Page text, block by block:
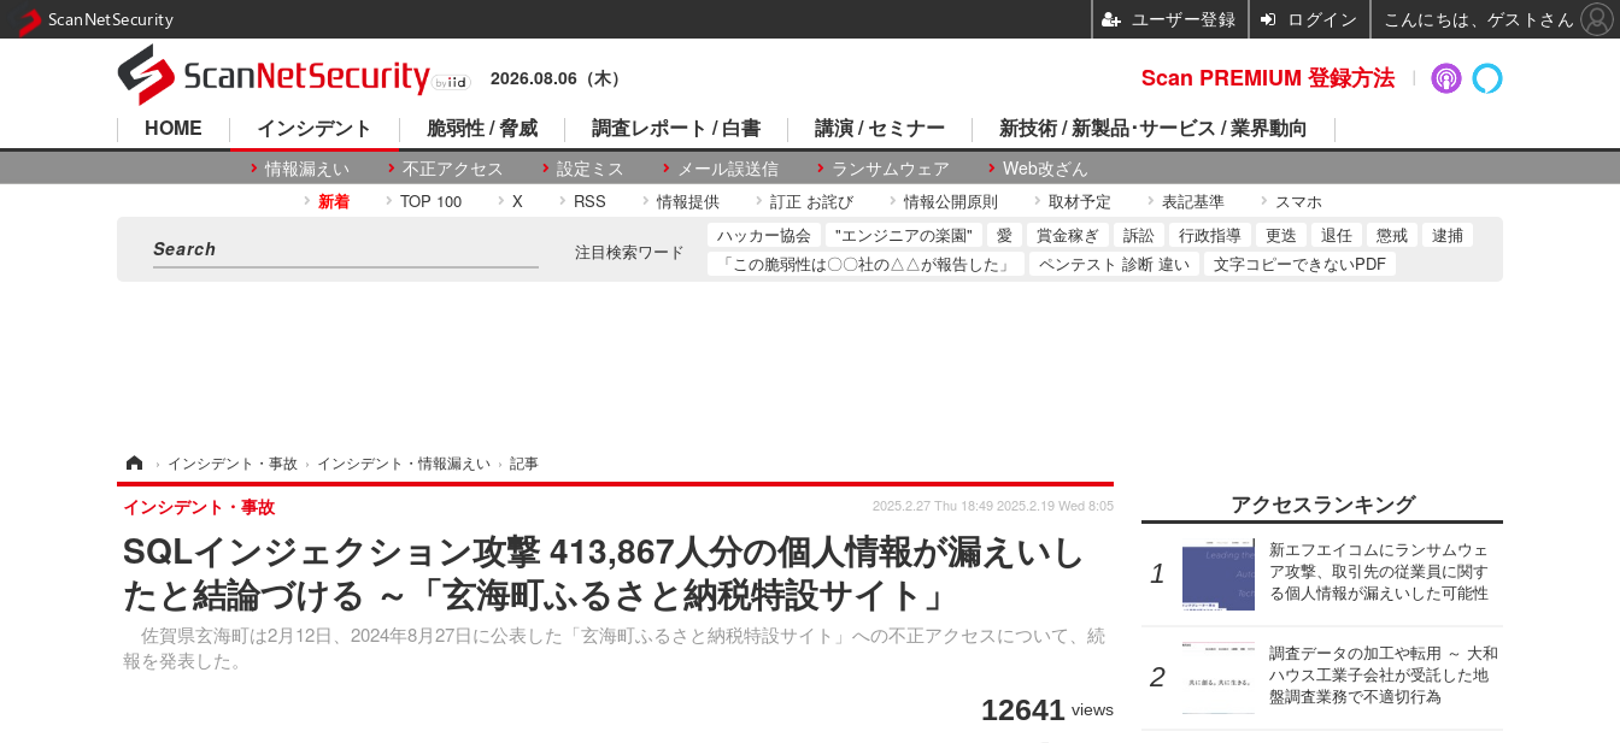
2026.08.06（木）
HOME インシデント
情報漏えい 不正アクセス 設定ミス メール誤送信 ランサムウェア Web改ざん
脆弱性 / 脅威 調査レポート / 白書 講演 / セミナー 新技術 / 新製品･サービス / 業界動向
新着 TOP 100 X RSS 情報提供 訂正 お詫び 情報公開原則 取材予定 表記基準 スマホ
注目検索ワード
ハッカー協会 "エンジニアの楽園" 愛 賞金稼ぎ 訴訟 行政指導 更迭 退任 懲戒
逮捕
「この脆弱性は〇〇社の△△が報告した」
ペンテスト 診断 違い 文字コピーできないPDF
› インシデント・事故 › インシデント・情報漏えい › 記事
SQLインジェクション攻撃 413,867人分の個人情報が漏えいし
たと結論づける ～「玄海町ふるさと納税特設サイト」
佐賀県玄海町は2月12日、2024年8月27日に公表した「玄海町ふるさと納税特設サイト」への不正アクセスについて、続
報を発表した。
インシデント・事故 2025.2.27 Thu 18:49 2025.2.19 Wed 8:05
12641 views
アクセスランキング
新エフエイコムにランサムウェ
ア攻撃、取引先の従業員に関す
る個人情報が漏えいした可能性
調査データの加工や転用 ～ 大和
ハウス工業子会社が受託した地
盤調査業務で不適切行為
Scan PREMIUM 登録方法
ScanNetSecurity ユーザー登録 ログイン こんにちは、ゲストさん